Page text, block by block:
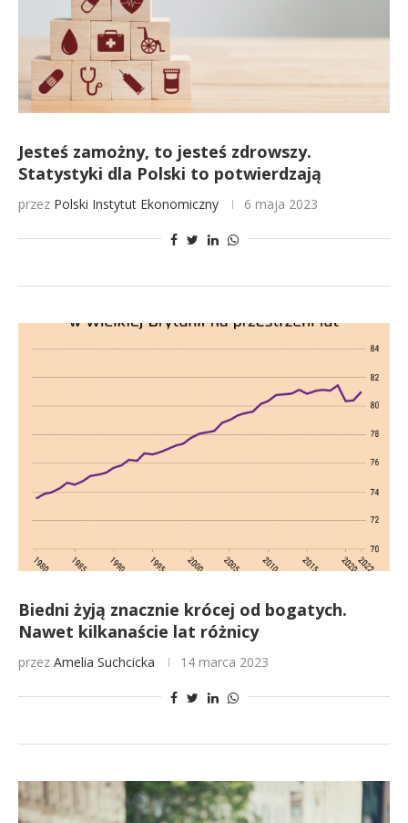
Jesteś zamożny, to jesteś zdrowszy.
Statystyki dla Polski to potwierdzają
przez Polski Instytut Ekonomiczny 6 maja 2023
Biedni żyją znacznie krócej od bogatych.
Nawet kilkanaście lat różnicy
przez Amelia Suchcicka 14 marca 2023